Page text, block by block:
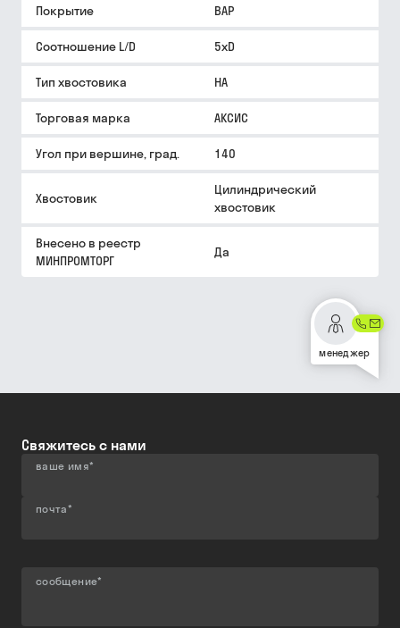
Покрытие BAP
Соотношение L/D 5xD
Тип хвостовика HA
Торговая марка АКСИС
Угол при вершине, град. 140
Хвостовик
Цилиндрический
хвостовик
Внесено в реестр
МИНПРОМТОРГ
Да
менеджер
Свяжитесь с нами
ваше имя*
почта*
сообщение*